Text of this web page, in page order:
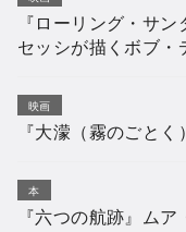
『ローリング・サ
セッシが描くボブ
映画
『大濛（霧のごと
本
『六つの航跡』ム